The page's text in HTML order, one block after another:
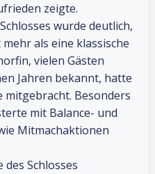
zeigte.
wurde deutlich,
als eine klassische
vielen Gästen
Jahren bekannt, hatte
mitgebracht. Besonders
mit Balance- und
Mitmachaktionen
Schlosses